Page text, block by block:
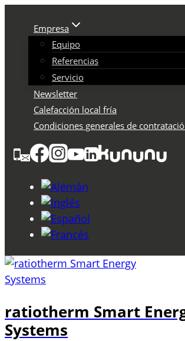
Contenido
Empresa
Equipo
Referencias
Servicio
Newsletter
Calefacción local fría
Condiciones generales de
ratiotherm Smart
Systems